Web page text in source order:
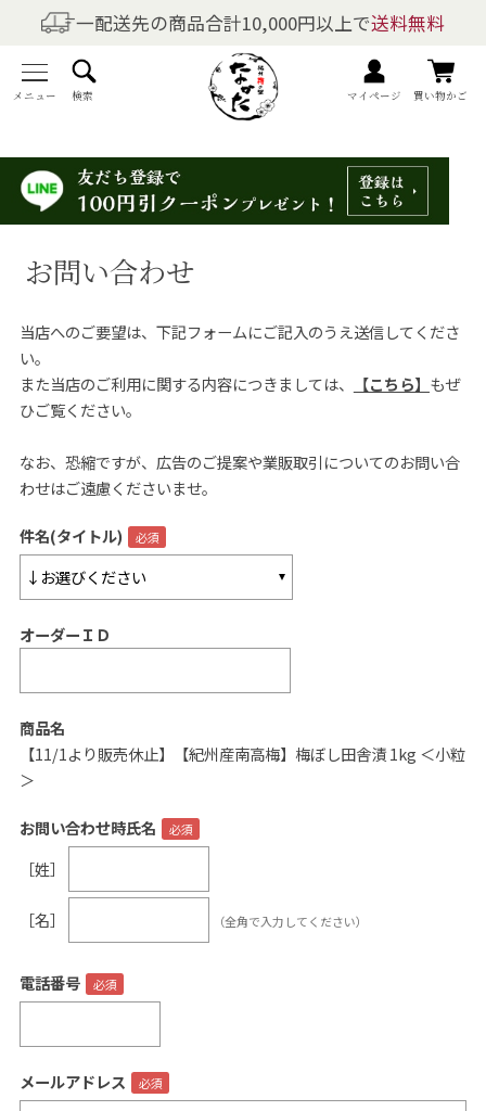
一配送先の商品合計10,000円以上で送料無料
メニュー 検索 マイページ 買い物かご
商品を探す
全商品一覧
梅干しの商品一覧
梅酒の商品一覧
梅製品・その他の商品一覧
メニュー
トップページ
マイページ
初めての方へ ご利用ガイド
ギフトサービス
お問い合わせ
0120-12-2486
休業日：日曜・祝日／土曜は不定休
閉じる
お問い合わせ
当店へのご要望は、下記フォームにご記入のうえ送信してくださ
い。
また当店のご利用に関する内容につきましては、
【こちら】 もぜ
ひご覧ください。
なお、恐縮ですが、広告のご提案や業販取引についてのお問い合
わせはご遠慮くださいませ。
件名(タイトル)
オーダーＩＤ
商品名
【11/1より販売休止】【紀州産南高梅】梅ぼし田舎漬 1kg ＜小粒
＞
お問い合わせ時氏名
［姓］
［名］ （全角で入力してください）
電話番号
メールアドレス